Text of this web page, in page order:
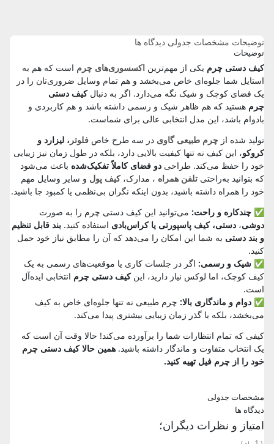
توضیحات مشخصات جدولی دیدگاه ها
توضیحات
کیف دستی چرم یکی از مهم‌ترین اکسسوری‌های چرم است که هم به
استایل شما جلوه‌ای خاص می‌بخشد و هم تمام وسایل ضروری‌تان را در
یک فضای کوچک و شیک نگه می‌دارد. اگر به دنبالکیف دستی
چرم هستید که هم ظاهر شیک و رسمی داشته باشد و هم کاربردی و
بادوام باشد، این مدل انتخابی عالی برای شماست.
تولید شده ازچرم طبیعی گاوی در سه طرح خاصفلوتر ، لیزارد و
کروکو، این کیف نه‌ تنها کیفیت بالایی دارد، بلکه در طول زمان نیز زیبایی
خود را حفظ می‌کند. طراحیدو فضای کاملاً تفکیک‌شده باعث می‌شود
که بتوانید به‌راحتیتلفن همراه ، مدارک،کیف پول و سایر وسایل مهم
خود را همراه داشته باشید، بدون اینکه نگران بی‌نظمی یا کمبود جا باشید.
✅چندکاره و راحت: می‌توانید این کیف دستی چرم را به‌ صورت
دوشی،دستی، کیف پاسپورتی یا کراس‌بادی استفاده کنید.بند قابل تنظیم
و بند دستی به شما این امکان را می‌دهد که آن را مطابق نیاز خود حمل
کنید.
✅شیک و رسمی: اگر در جلسات کاری یا موقعیت‌های رسمی به یک
کیف کوچک، اما لوکس نیاز دارید، اینکیف دستی چرم انتخابی ایده‌آل
است.
✅دوام و ماندگاری بالا: چرم طبیعی نه‌ تنها جلوه‌ای خاص به کیف
می‌بخشد، بلکه با گذر زمان زیبایی بیشتری پیدا می‌کند.
کیفی که تمام انتظارات شما را برآورده می‌کند! حالا وقت آن است که
یک انتخاب متفاوت و ماندگار داشته باشید.همین حالا کیف دستی چرم
خود را از چرم فیل تهیه کنید.
مشخصات جدولی
دیدگاه ها
امتیاز و نظرات دیگران؛